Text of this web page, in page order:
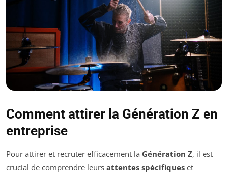
Comment attirer la Génération Z en
entreprise
Pour attirer et recruter efficacement la Génération Z, il est
crucial de comprendre leurs attentes spécifiques et